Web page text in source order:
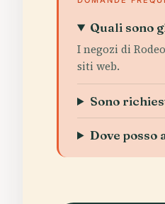
Quali sono
I negozi di
siti web.
Sono
Dove posso